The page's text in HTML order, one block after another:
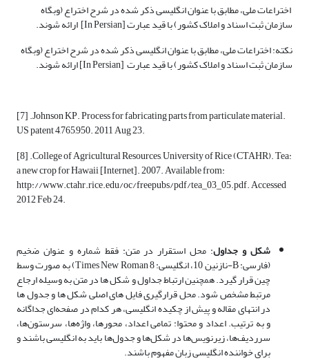
اختراعات ملی، مطابق با عنوان انگلیسی ذکر شده در شرح اختراع (وبگاه
سازمان ثبت اسناد و املاک کشور) با قید عبارت [In Persian] ارائه شوند.
نکته: اختراعات ملی، مطابق با عنوان انگلیسی ذکر شده در شرح اختراع (وبگاه
سازمان ثبت اسناد و املاک کشور) با قید عبارت [In Persian] ارائه شوند.
[7] .Johnson KP. Process for fabricating parts from particulate material.
US patent 4,765,950. 2011 Aug 23.
[8] .College of Agricultural Resources, University of Rice (CTAHR). Tea:
a new crop for Hawaii [Internet]. 2007. Available from:
http://www.ctahr.rice.edu/oc/freepubs/pdf/tea_03_05.pdf. Accessed
2012 Feb 24.
شکل و جداول: محل استقرار در متن: فقط شماره و عنوان ضخیم
(فارسی: B-نازنین 10، انگلیسی: Times New Roman 8) به صورت وسط
چین قرار گیرد. همچنین ارتباط جداول و شکل ها در متن به وسیله ارجاع
مرتبط مشخص شود. محل قرارگیری فایل های اصلی شکل ها و جدول ها
در انتهای مقاله و پیش از چکیده انگلیسی، هر کدام در صفحه‌ای جداگانه
و به ترتیب. اعداد و محتوا: تمامی اعداد، محورها، واژه‌ها، سرستون‌ها،
سرردیف‌ها، زیرنویس‌ها در شکل‌ها و جدول‌ها باید به انگلیسی باشند و
برای خواننده انگلیسی زبان مفهوم باشند.